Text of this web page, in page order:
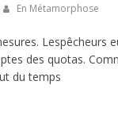
En Métamorphose
Lespêcheurs
des quotas.
du temps